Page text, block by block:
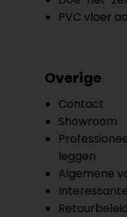
PVC vloer
Overige
Contact
Showroom
leggen
Algemene
Retourbeleid